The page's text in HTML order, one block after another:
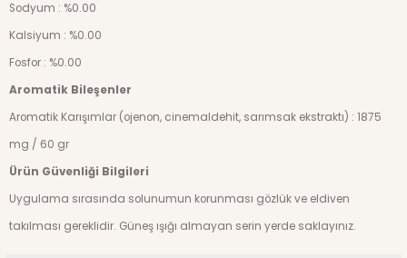
Sodyum : %0.00
Kalsiyum : %0.00
Fosfor : %0.00
Aromatik Bileşenler
Aromatik Karışımlar (ojenon, cinemaldehit, sarımsak ekstraktı) : 1875
mg / 60 gr
Ürün Güvenliği Bilgileri
Uygulama sırasında solunumun korunması gözlük ve eldiven
takılması gereklidir. Güneş ışığı almayan serin yerde saklayınız.